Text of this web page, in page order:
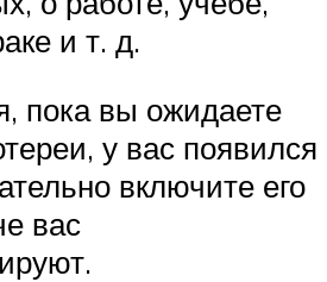
и т. д.
пока вы ожидаете
у вас появился
включите его
вас